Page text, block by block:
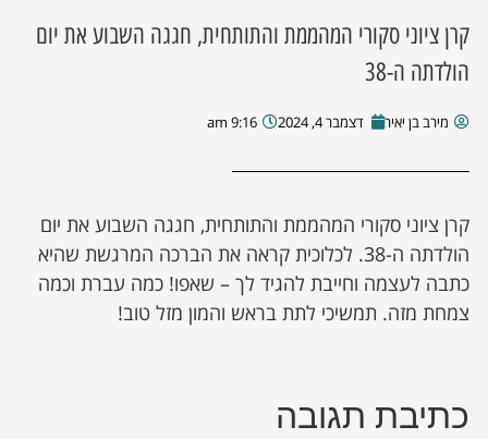
קרן ציוני סקורי המהממת והתותחית, חגגה השבוע את יום
הולדתה ה-38
מירב בן יאיר דצמבר 4, 2024 9:16 am
קרן ציוני סקורי המהממת והתותחית, חגגה השבוע את יום
הולדתה ה-38. לכלוכית קראה את הברכה המרגשת שהיא
כתבה לעצמה וחייבת להגיד לך – שאפו! כמה עברת וכמה
צמחת מזה. תמשיכי לתת בראש והמון מזל טוב!
כתיבת תגובה